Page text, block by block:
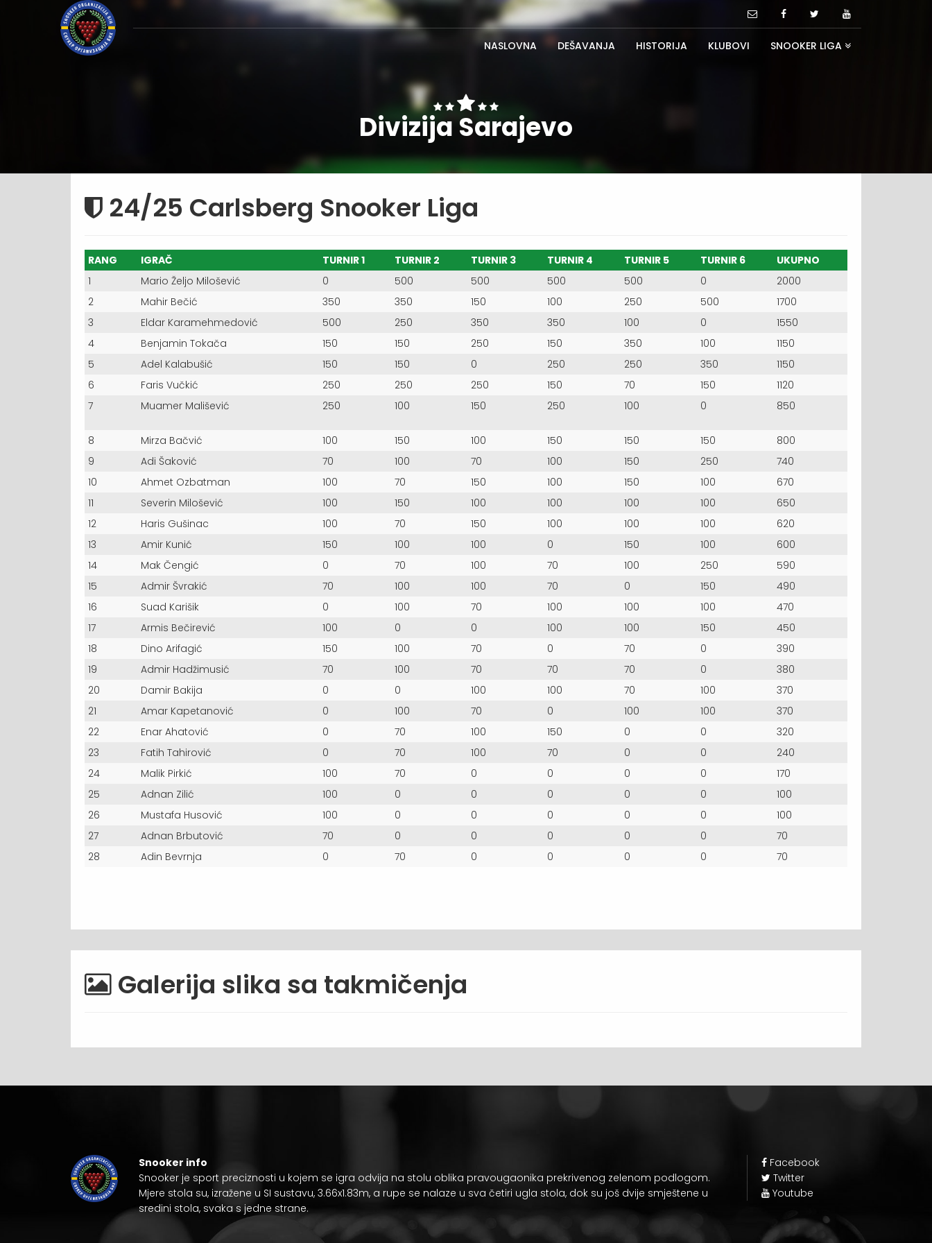
NASLOVNA DEŠAVANJA HISTORIJA KLUBOVI SNOOKER LIGA
Divizija Sarajevo
24/25 Carlsberg Snooker Liga
RANG IGRAČ TURNIR 1 TURNIR 2 TURNIR 3 TURNIR 4 TURNIR 5 TURNIR 6
UKUPNO
1
Mario Željo Milošević 0 500 500 500 500 0
2000
2
Mahir Bečić 350 350 150 100 250 500
1700
3
Eldar Karamehmedović 500 250 350 350 100 0
1550
4
Benjamin Tokača 150 150 250 150 350 100
1150
5
Adel Kalabušić 150 150 0 250 250 350
1150
6
Faris Vučkić 250 250 250 150 70 150
1120
7
Muamer Mališević 250 100 150 250 100 0 850
8 Mirza Bačvić 100 150 100 150 150 150
800
9
Adi Šaković 70 100 70 100 150 250
740
10
Ahmet Ozbatman 100 70 150 100 150 100
670
11
Severin Milošević 100 150 100 100 100 100
650
12
Haris Gušinac 100 70 150 100 100 100
620
13
Amir Kunić 150 100 100 0 150 100
600
14
Mak Čengić 0 70 100 70 100 250
590
15
Admir Švrakić 70 100 100 70 0 150
490
16
Suad Karišik 0 100 70 100 100 100
470
17
Armis Bečirević 100 0 0 100 100 150
450
18
Dino Arifagić 150 100 70 0 70 0
390
19
Admir Hadžimusić 70 100 70 70 70 0
380
20
Damir Bakija 0 0 100 100 70 100
370
21
Amar Kapetanović 0 100 70 0 100 100
370
22
Enar Ahatović 0 70 100 150 0 0
320
23
Fatih Tahirović 0 70 100 70 0 0
240
24
Malik Pirkić 100 70 0 0 0 0
170
25
Adnan Zilić 100 0 0 0 0 0
100
26
Mustafa Husović 100 0 0 0 0 0
100
27
Adnan Brbutović 70 0 0 0 0 0
70
28
Adin Bevrnja 0 70 0 0 0 0 70
Galerija slika sa takmičenja
Snooker info
Snooker je sport preciznosti u kojem se igra odvija na stolu oblika pravougaonika prekrivenog zelenom podlogom.
Mjere stola su, izražene u SI sustavu, 3.66x1.83m, a rupe se nalaze u sva četiri ugla stola, dok su još dvije smještene u
sredini stola, svaka s jedne strane.
Facebook
Twitter
Youtube